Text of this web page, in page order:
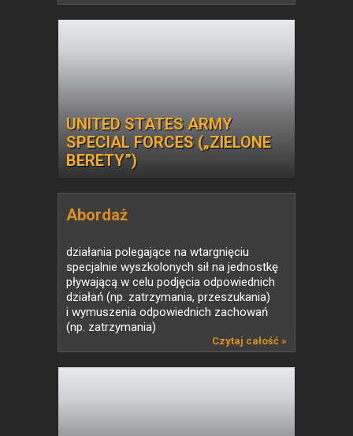
UNITED STATES ARMY
SPECIAL FORCES („ZIELONE
BERETY”)
Abordaż
działania polegające na wtargnięciu
specjalnie wyszkolonych sił na jednostkę
pływającą w celu podjęcia odpowiednich
działań (np. zatrzymania, przeszukania)
i wymuszenia odpowiednich zachowań
(np. zatrzymania)
Czytaj całość »